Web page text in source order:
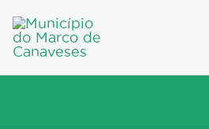
to
content